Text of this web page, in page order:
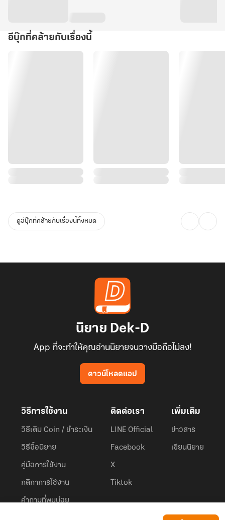
อีบุ๊กที่คล้ายกับเรื่องนี้
ดูอีบุ๊กที่คล้ายกับเรื่องนี้ทั้งหมด
นิยาย Dek-D
App ที่จะทำให้คุณอ่านนิยายจนวางมือถือไม่ลง!
ดาวน์โหลดแอป
วิธีการใช้งาน
วิธีเติม Coin / ชำระเงิน
วิธีซื้อนิยาย
คู่มือการใช้งาน
กติกาการใช้งาน
คำถามที่พบบ่อย
ติดต่อเรา
LINE Official
Facebook
X
Tiktok
เพิ่มเติม
ข่าวสาร
เขียนนิยาย